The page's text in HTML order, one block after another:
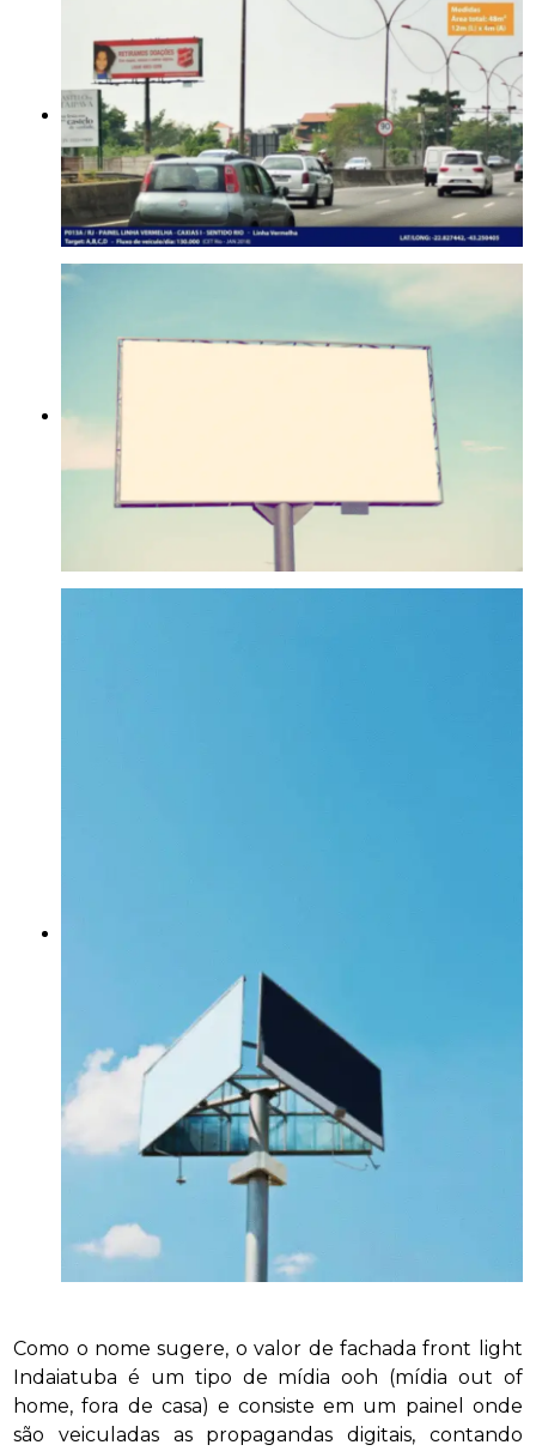
Como o nome sugere, o valor de fachada front light
Indaiatuba é um tipo de mídia ooh (mídia out of
home, fora de casa) e consiste em um painel onde
são veiculadas as propagandas digitais, contando